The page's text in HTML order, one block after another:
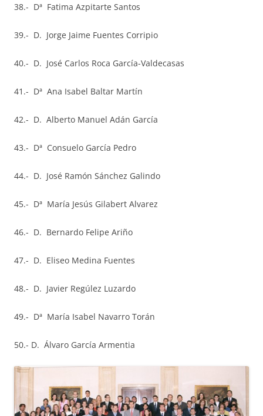
38.- Dª Fatima Azpitarte Santos
39.- D. Jorge Jaime Fuentes Corripio
40.- D. José Carlos Roca García-Valdecasas
41.- Dª Ana Isabel Baltar Martín
42.- D. Alberto Manuel Adán García
43.- Dª Consuelo García Pedro
44.- D. José Ramón Sánchez Galindo
45.- Dª María Jesús Gilabert Alvarez
46.- D. Bernardo Felipe Ariño
47.- D. Eliseo Medina Fuentes
48.- D. Javier Regúlez Luzardo
49.- Dª María Isabel Navarro Torán
50.- D. Álvaro García Armentia